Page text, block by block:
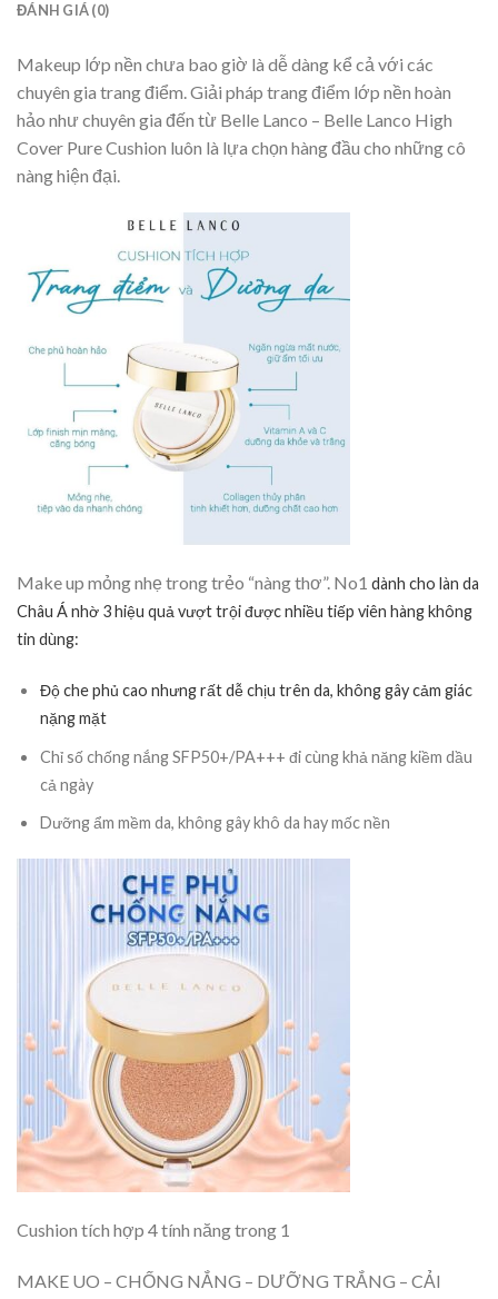
ĐÁNH GIÁ (0)
Makeup lớp nền chưa bao giờ là dễ dàng kể cả với các
chuyên gia trang điểm. Giải pháp trang điểm lớp nền hoàn
hảo như chuyên gia đến từ Belle Lanco – Belle Lanco High
Cover Pure Cushion luôn là lựa chọn hàng đầu cho những cô
nàng hiện đại.
Make up mỏng nhẹ trong trẻo “nàng thơ”. No1 dành cho làn da
Châu Á nhờ 3 hiệu quả vượt trội được nhiều tiếp viên hàng không
tin dùng:
Độ che phủ cao nhưng rất dễ chịu trên da, không gây cảm giác
nặng mặt
Chỉ số chống nắng SFP50+/PA+++ đi cùng khả năng kiềm dầu
cả ngày
Dưỡng ẩm mềm da, không gây khô da hay mốc nền
Cushion tích hợp 4 tính năng trong 1
MAKE UO – CHỐNG NẮNG – DƯỠNG TRẮNG – CẢI